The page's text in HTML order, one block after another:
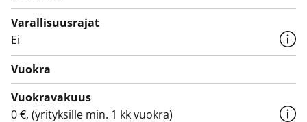
Varallisuusrajat
Ei
Vuokra
Vuokravakuus
0 €, (yrityksille min. 1 kk vuokra)